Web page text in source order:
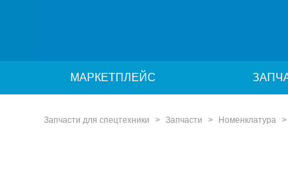
МАРКЕТПЛЕЙС
Запчасти для спецтехники Запчасти Номенклатура